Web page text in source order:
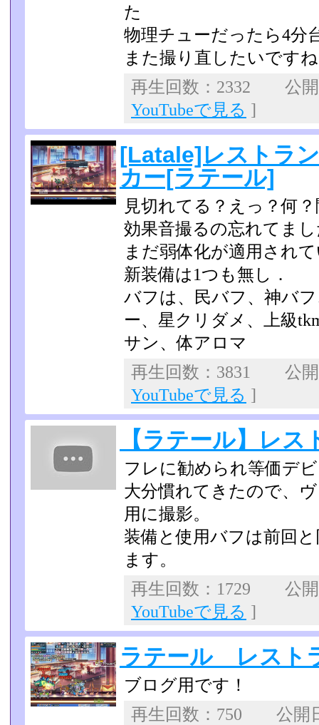
た
物理チューだったら4分
また撮り直したいですね
再生回数：2332 公
YouTubeで見る ]
[Latale]レストラ
カー[ラテール]
見切れてる？えっ？何
効果音撮るの忘れてま
まだ弱体化が適用され
新装備は1つも無し．
バフは、民バフ、神バ
ー、星クリダメ、上級
サン、体アロマ
再生回数：3831 公
YouTubeで見る ]
【ラテール】レ
フレに勧められ等価デ
大分慣れてきたので、
用に撮影。
装備と使用バフは前回
ます。
再生回数：1729 公
YouTubeで見る ]
ラテール レスト
ブログ用です！
再生回数：750 公開